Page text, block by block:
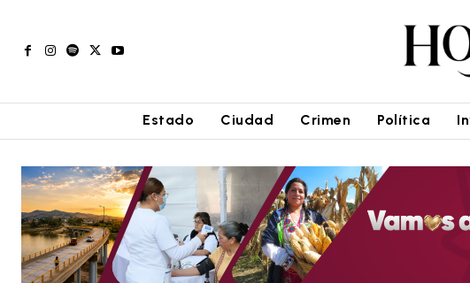
Estado Ciudad Crimen Política